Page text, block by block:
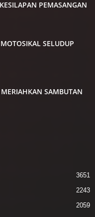
PEMASANGAN
SELUDUP
SAMBUTAN
3651
2243
2059